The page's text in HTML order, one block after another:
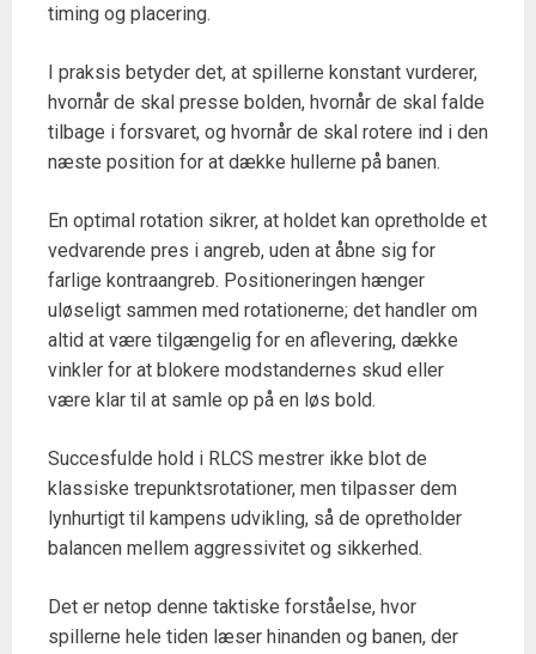
timing og placering.
I praksis betyder det, at spillerne konstant vurderer,
hvornår de skal presse bolden, hvornår de skal falde
tilbage i forsvaret, og hvornår de skal rotere ind i den
næste position for at dække hullerne på banen.
En optimal rotation sikrer, at holdet kan opretholde et
vedvarende pres i angreb, uden at åbne sig for
farlige kontraangreb. Positioneringen hænger
uløseligt sammen med rotationerne; det handler om
altid at være tilgængelig for en aflevering, dække
vinkler for at blokere modstandernes skud eller
være klar til at samle op på en løs bold.
Succesfulde hold i RLCS mestrer ikke blot de
klassiske trepunktsrotationer, men tilpasser dem
lynhurtigt til kampens udvikling, så de opretholder
balancen mellem aggressivitet og sikkerhed.
Det er netop denne taktiske forståelse, hvor
spillerne hele tiden læser hinanden og banen, der